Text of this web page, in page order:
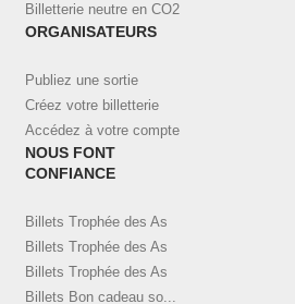
Billetterie neutre en CO2
ORGANISATEURS
Publiez une sortie
Créez votre billetterie
Accédez à votre compte
NOUS FONT
CONFIANCE
Billets Trophée des As
Billets Trophée des As
Billets Trophée des As
Billets Bon cadeau so...